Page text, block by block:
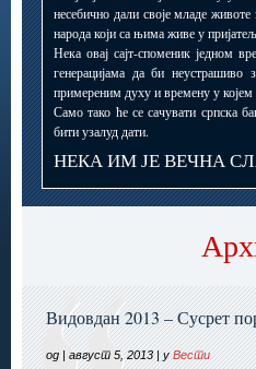
несебично дали своје младе
народа који са њима живе у
Нека овај сајт-споменик једном
генерацијама да би неустрашиво
примереним духу и времену у
Само тако ће се сачувати српска
бити узалуд дати.
НЕКА ИМ ЈЕ ВЕЧНА
Видовдан 2013 – Сусрет
од | август 5, 2013 | уВести